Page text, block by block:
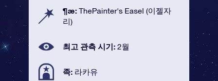
¶æ: ThePainter's Easel (이젤자
리)
최고 관측 시기: 2월
족: 라카유